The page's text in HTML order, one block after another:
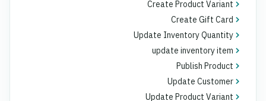
Create Product Variant
Create Gift Card
Update Inventory Quantity
update inventory item
Publish Product
Update Customer
Update Product Variant